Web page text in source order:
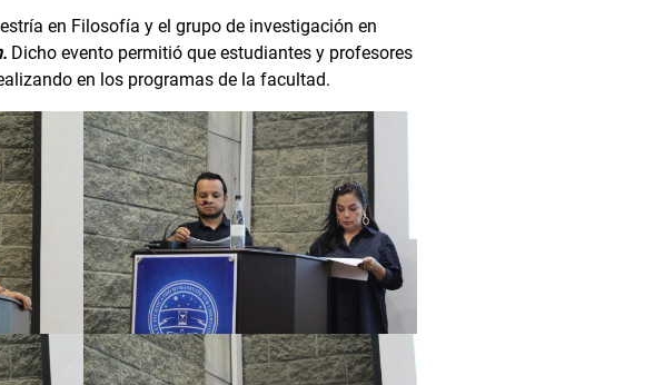
en Filosofía y el grupo de investigación en
Dicho evento permitió que estudiantes y profesores
en los programas de la facultad.